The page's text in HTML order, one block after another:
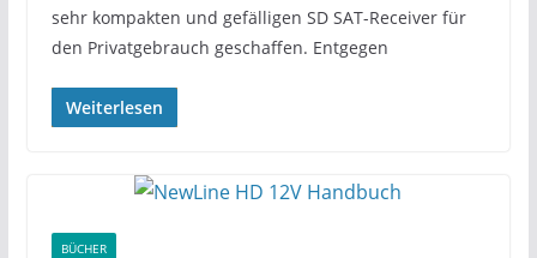
sehr kompakten und gefälligen SD SAT-Receiver für
den Privatgebrauch geschaffen. Entgegen
Weiterlesen
BÜCHER